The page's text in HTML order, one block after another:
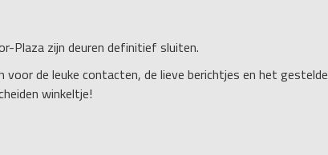
Plaza zijn deuren definitief sluiten.
voor de leuke contacten, de lieve berichtjes en het gestelde
winkeltje!